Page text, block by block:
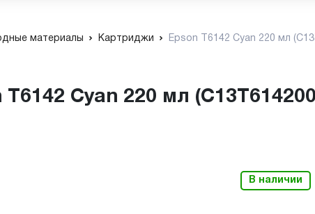
материалы Картриджи Epson T6142 Cyan 220 мл
Cyan 220 мл
В наличии